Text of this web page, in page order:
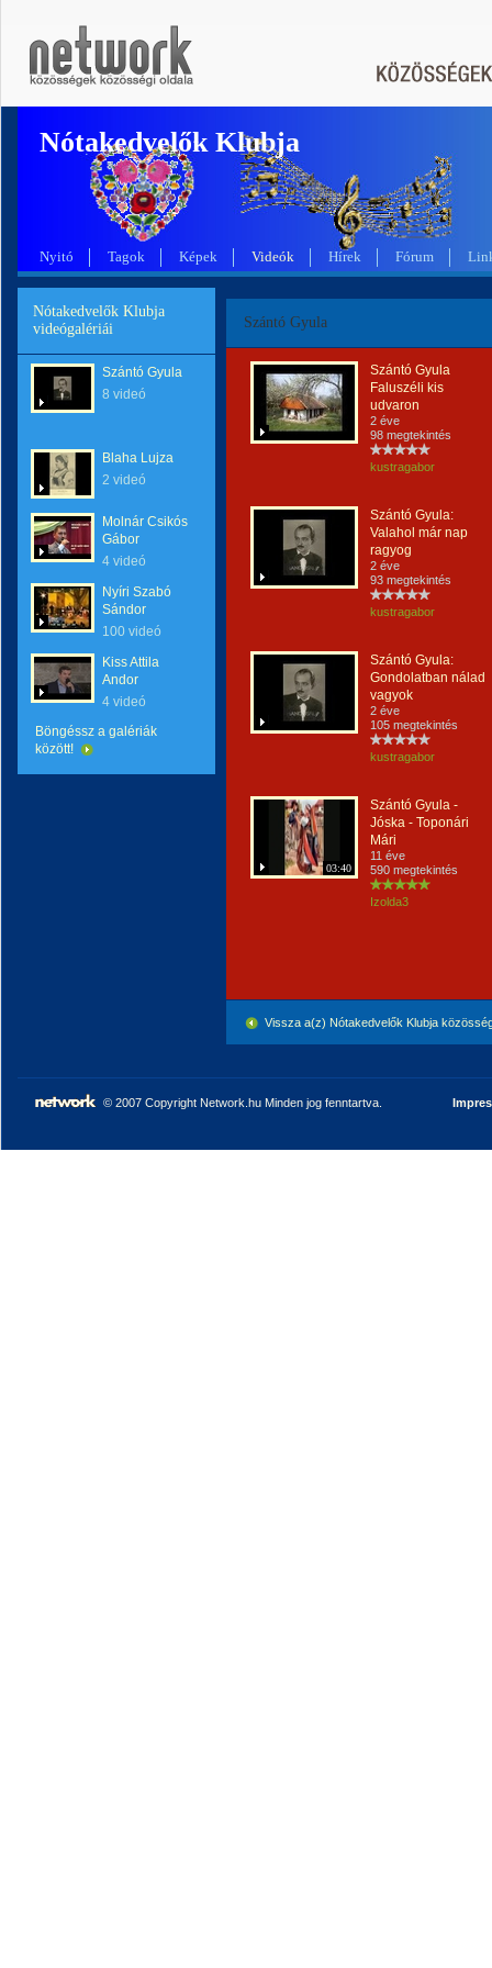
Nótakedvelők Klubja
Nyitó Tagok Képek Videók Hírek Fórum
Nótakedvelők Klubja
videógalériái
Szántó Gyula
8 videó
Blaha Lujza
2 videó
Molnár Csikós
Gábor
4 videó
Nyíri Szabó
Sándor
100 videó
Kiss Attila
Andor
4 videó
Böngéssz a galériák
között!
Szántó Gyula
Szántó Gyula
Faluszéli kis
udvaron
2 éve
98 megtekintés
kustragabor
Szántó Gyula:
Valahol már nap
ragyog
2 éve
93 megtekintés
kustragabor
Szántó Gyula:
Gondolatban nálad
vagyok
2 éve
105 megtekintés
kustragabor
03:40
Szántó Gyula -
Jóska - Toponári
Mári
11 éve
590 megtekintés
Izolda3
Vissza a(z) Nótakedvelők Klubja
© 2007 Copyright Network.hu Minden jog fenntartva.